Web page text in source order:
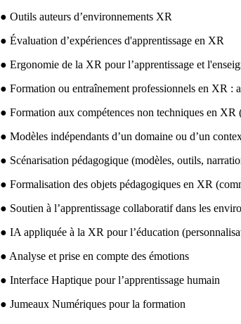
● Outils auteurs d’environnements XR
● Évaluation d’expériences d'apprentissage en XR
● Ergonomie de la XR pour l’apprentissage et
● Formation ou entraînement professionnels en XR :
● Formation aux compétences non techniques en
● Modèles indépendants d’un domaine ou d’un
● Scénarisation pédagogique (modèles, outils,
● Formalisation des objets pédagogiques en XR
● Soutien à l’apprentissage collaboratif dans les
● IA appliquée à la XR pour l’éducation
● Analyse et prise en compte des émotions
● Interface Haptique pour l’apprentissage humain
● Jumeaux Numériques pour la formation